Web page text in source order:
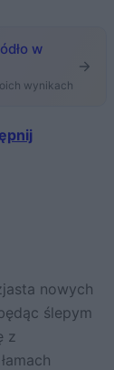
w
wynikach
nowych
ślepym
z